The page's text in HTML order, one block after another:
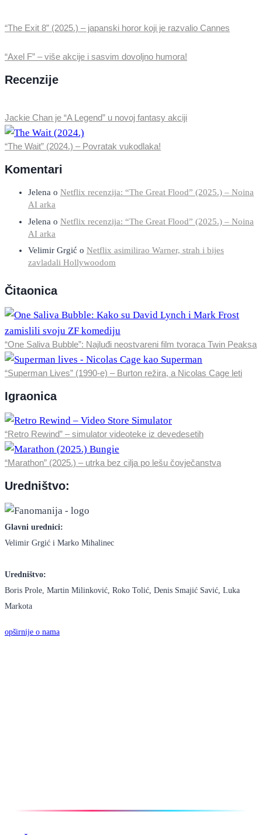
“The Exit 8” (2025.) – japanski horor koji je razvalio Cannes
“Axel F” – više akcije i sasvim dovoljno humora!
Recenzije
Jackie Chan je “A Legend” u novoj fantasy akciji
“The Wait” (2024.) – Povratak vukodlaka!
Komentari
Jelena o Netflix recenzija: “The Great Flood” (2025.) – Noina
AI arka
Jelena o Netflix recenzija: “The Great Flood” (2025.) – Noina
AI arka
Velimir Grgić o Netflix asimilirao Warner, strah i bijes
zavladali Hollywoodom
Čitaonica
“One Saliva Bubble”: Najluđi neostvareni film tvoraca Twin Peaksa
“Superman Lives” (1990-e) – Burton režira, a Nicolas Cage leti
Igraonica
“Retro Rewind” – simulator videoteke iz devedesetih
“Marathon” (2025.) – utrka bez cilja po lešu čovječanstva
Uredništvo:
Glavni urednici:
Velimir Grgić i Marko Mihalinec
Uredništvo:
Boris Prole, Martin Milinković, Roko Tolić, Denis Smajić Savić, Luka
Markota
opširnije o nama